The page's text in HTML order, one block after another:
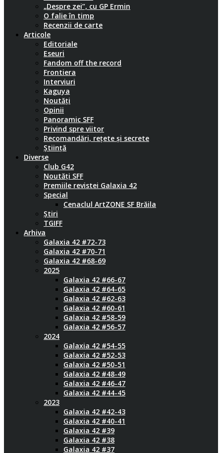
„Despre zei”, cu GP Ermin
O falie în timp
Recenzii de carte
Articole
Editoriale
Eseuri
Fandom off the record
Frontiera
Interviuri
Kaguya
Noutăți
Opinii
Panoramic SFF
Privind spre viitor
Recomandări, rețete și secrete
Știință
Diverse
Club G42
Noutăți SFF
Premiile revistei Galaxia 42
Special
Cenaclul ArtZONE SF Brăila
Știri
TGIFF
Arhiva
Galaxia 42 #72-73
Galaxia 42 #70-71
Galaxia 42 #68-69
2025
Galaxia 42 #66-67
Galaxia 42 #64-65
Galaxia 42 #62-63
Galaxia 42 #60-61
Galaxia 42 #58-59
Galaxia 42 #56-57
2024
Galaxia 42 #54-55
Galaxia 42 #52-53
Galaxia 42 #50-51
Galaxia 42 #48-49
Galaxia 42 #46-47
Galaxia 42 #44-45
2023
Galaxia 42 #42-43
Galaxia 42 #40-41
Galaxia 42 #39
Galaxia 42 #38
Galaxia 42 #37